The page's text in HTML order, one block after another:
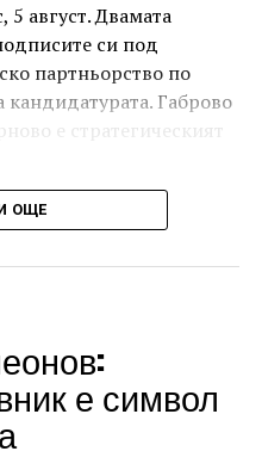
5 август. Двамата
си под
партньорство по
кандидатурата. Габрово
е стратегическият
ОЩЕ
е символ